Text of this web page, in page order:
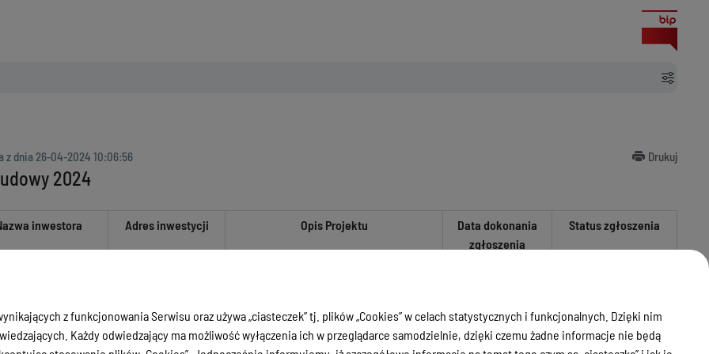
z dnia 26-04-2024 10:06:56 Drukuj
2024
inwestora Adres inwestycji Opis Projektu
Data dokonania
zgłoszenia
Status zgłoszenia
Czerwonka na dz nr
322/13, 327/2, 126,
budowa sieci kablowej
nie wniesiono sprzeciwu
z funkcjonowania Serwisu oraz używa „ciasteczek” tj. plików „Cookies” w celach statystycznych i funkcjonalnych. Dzięki nim
Każdy odwiedzający ma możliwość wyłączenia ich w przeglądarce samodzielnie, dzięki czemu żadne informacje nie będą